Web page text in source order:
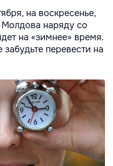
на воскресенье,
Молдова наряду со
на «зимнее» время.
перевести на